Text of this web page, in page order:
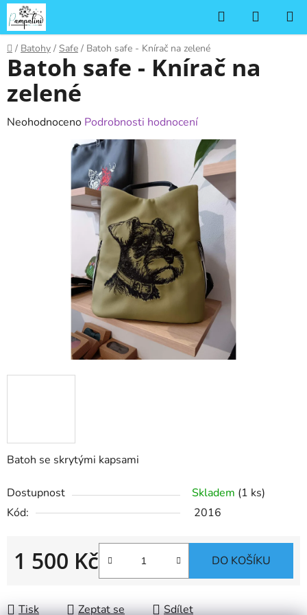
Přejít
na
obsah
Hledat
KOŠÍK
Domů
/ Batohy / Safe / Batoh safe - Knírač na zelené
Batoh se skrytými kapsami
Dostupnost Skladem (1 ks)
Kód:
2016
1 500 Kč DO KOŠÍKU
Tisk Zeptat se Sdílet
Batoh safe - Knírač na
zelené
Průměrné
Neohodnoceno Podrobnosti hodnocení